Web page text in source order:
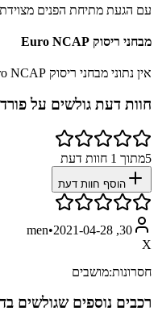
עם הגעת מתיחת הפנים
מבחני ריסוק Euro NCAP
אין נתוני מבחני ריסוק Euro NCAP לדגם זה
חוות דעת גולשים על
5מתוך 1 חוות דעת
הוסף חוות דעת
30, men
•2021-04-28
X
חסרונות:מושבים
רכבים נוספים שגולשים